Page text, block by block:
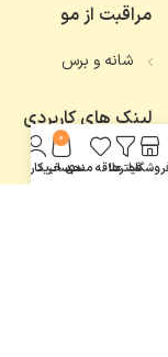
مراقبت از مو
شانه و برس
لینک های کاربردی
تماس با ما
فیلترهاعلاقه مندی
0
سبد خرید
حساب کاربری من